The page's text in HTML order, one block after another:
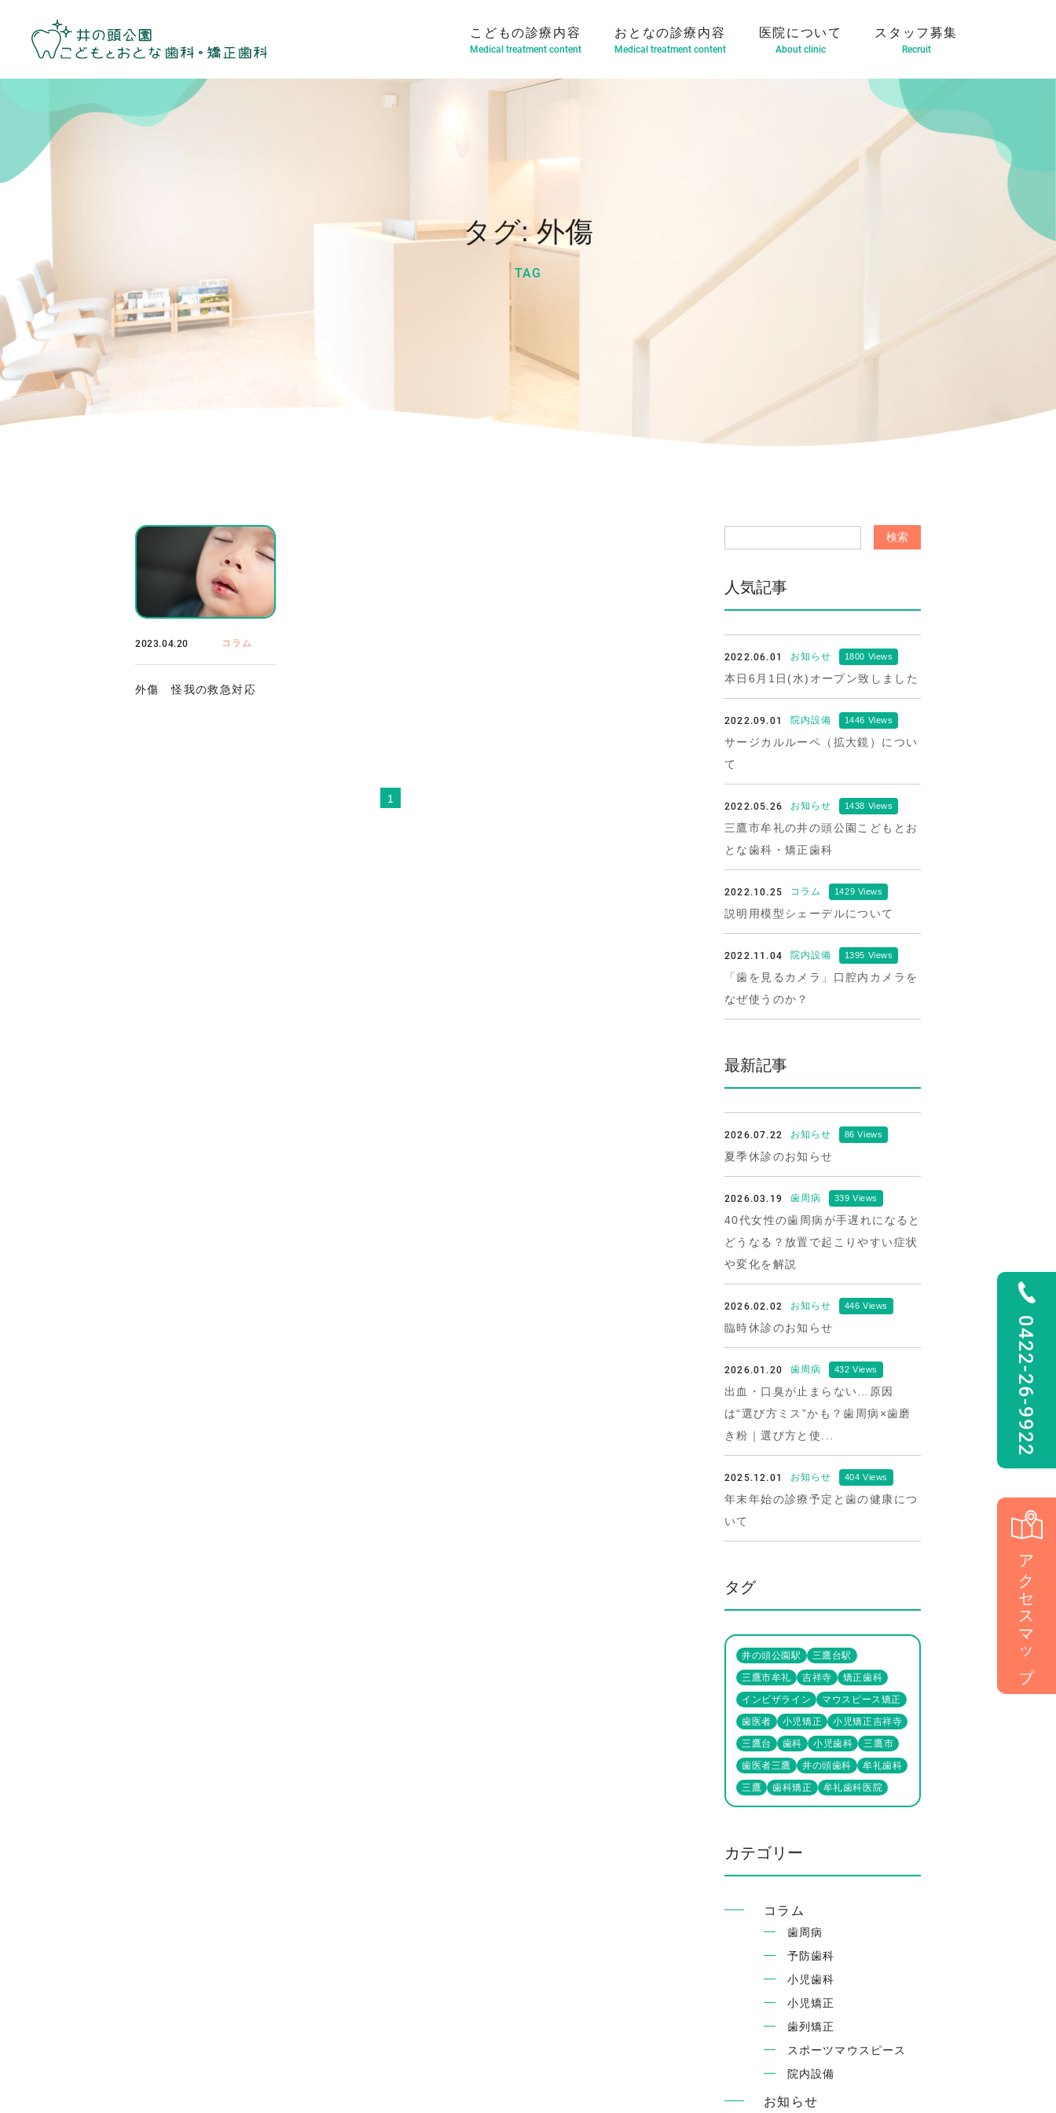
こどもの診療内容
Medical treatment content
おとなの診療内容
Medical treatment content
マウスピース型矯正装置（インビザライン）
医院について
About clinic
スタッフ募集
Recruit
0422-26-9922
アクセスマップ
タグ:外傷
TAG
2023.04.20 コラム
外傷 怪我の救急対応
1
人気記事
2022.06.01 お知らせ 1800 Views
本日6月1日(水)オープン致しました
2022.09.01 院内設備 1446 Views
サージカルルーペ（拡大鏡）につい
て
2022.05.26 お知らせ 1438 Views
三鷹市牟礼の井の頭公園こどもとお
とな歯科・矯正歯科
2022.10.25 コラム 1429 Views
説明用模型シェーデルについて
2022.11.04 院内設備 1395 Views
「歯を見るカメラ」口腔内カメラを
なぜ使うのか？
最新記事
2026.07.22 お知らせ 86 Views
夏季休診のお知らせ
2026.03.19 歯周病 339 Views
40代女性の歯周病が手遅れになると
どうなる？放置で起こりやすい症状
や変化を解説
2026.02.02 お知らせ 446 Views
臨時休診のお知らせ
2026.01.20 歯周病 432 Views
出血・口臭が止まらない…原因
は“選び方ミス”かも？歯周病×歯磨
き粉｜選び方と使...
2025.12.01 お知らせ 404 Views
年末年始の診療予定と歯の健康につ
いて
タグ
井の頭公園駅
三鷹台駅
三鷹市牟礼
吉祥寺
矯正歯科
インビザライン
マウスピース矯正
歯医者
小児矯正
小児矯正吉祥寺
三鷹台
歯科 小児歯科
三鷹市
歯医者三鷹
井の頭歯科
牟礼歯科
三鷹
歯科矯正 牟礼歯科医院
カテゴリー
コラム
歯周病
予防歯科
小児歯科
小児矯正
歯列矯正
スポーツマウスピース
院内設備
お知らせ